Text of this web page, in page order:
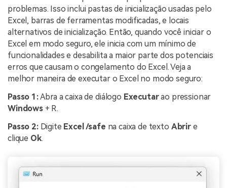
problemas. Isso inclui pastas de inicialização usadas pelo
Excel, barras de ferramentas modificadas, e locais
alternativos de inicialização. Então, quando você iniciar o
Excel em modo seguro, ele inicia com um mínimo de
funcionalidades e desabilita a maior parte dos potenciais
erros que causam o congelamento do Excel. Veja a
melhor maneira de executar o Excel no modo seguro:
Passo 1:Abra a caixa de diálogo Executarao pressionar
Windows+ R.
Passo 2:Digite Excel /safe na caixa de texto Abrire
clique Ok.